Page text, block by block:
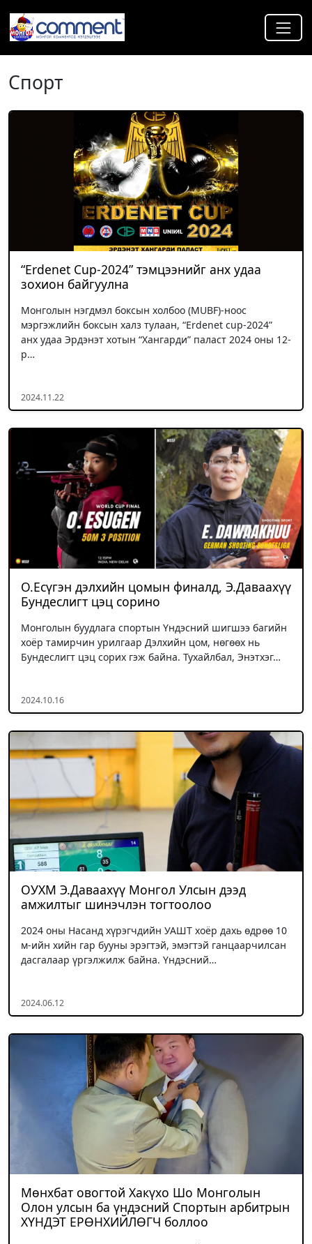
Спорт
“Erdenet Cup-2024” тэмцээнийг анх удаа
зохион байгуулна
Монголын нэгдмэл боксын холбоо (MUBF)-ноос
мэргэжлийн боксын халз тулаан, “Erdenet cup-2024”
анх удаа Эрдэнэт хотын “Хангарди” паласт 2024 оны 12-
р…
2024.11.22
О.Есүгэн дэлхийн цомын финалд, Э.Даваахүү
Бундеслигт цэц сорино
Монголын буудлага спортын Үндэсний шигшээ багийн
хоёр тамирчин урилгаар Дэлхийн цом, нөгөөх нь
Бундеслигт цэц сорих гэж байна. Тухайлбал, Энэтхэг…
2024.10.16
ОУХМ Э.Даваахүү Монгол Улсын дээд
амжилтыг шинэчлэн тогтоолоо
2024 оны Насанд хүрэгчдийн УАШТ хоёр дахь өдрөө 10
м-ийн хийн гар бууны эрэгтэй, эмэгтэй ганцаарчилсан
дасгалаар үргэлжилж байна. Үндэсний…
2024.06.12
Мөнхбат овогтой Хакүхо Шо Монголын
Олон улсын ба үндэсний Спортын арбитрын
ХҮНДЭТ ЕРӨНХИЙЛӨГЧ боллоо